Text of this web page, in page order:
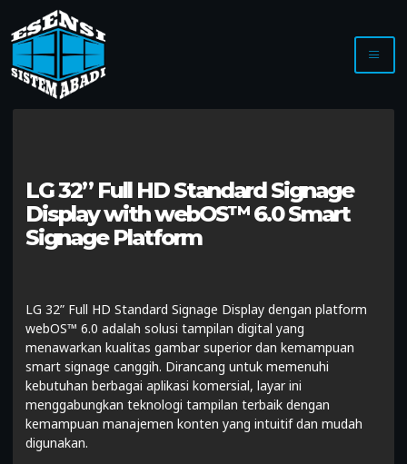
LG 32” Full HD Standard Signage
Display with webOS™ 6.0 Smart
Signage Platform
LG 32” Full HD Standard Signage Display dengan platform
webOS™ 6.0 adalah solusi tampilan digital yang
menawarkan kualitas gambar superior dan kemampuan
smart signage canggih. Dirancang untuk memenuhi
kebutuhan berbagai aplikasi komersial, layar ini
menggabungkan teknologi tampilan terbaik dengan
kemampuan manajemen konten yang intuitif dan mudah
digunakan.